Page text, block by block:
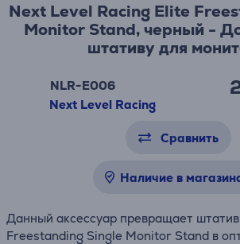
Next Level Racing Elite
Monitor Stand, черный -
штативу для
NLR-E006
Next Level Racing
Сравнить
Наличие в
Данный аксессуар превращает
Freestanding Single Monitor Stand в